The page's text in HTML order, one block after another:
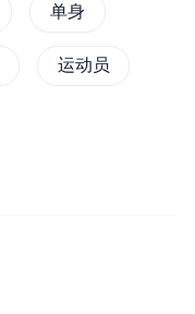
单身
运动员